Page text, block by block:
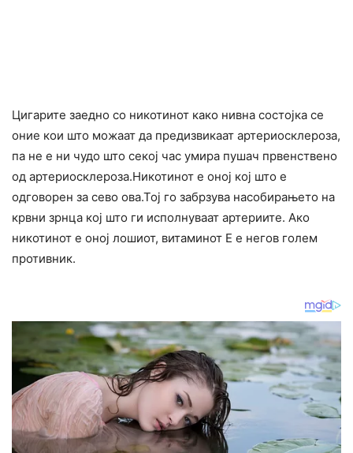
Цигарите заедно со никотинот како нивна состојка се
оние кои што можаат да предизвикаат артериосклероза,
па не е ни чудо што секој час умира пушач првенствено
од артериосклероза.Никотинот е оној кој што е
одговорен за сево ова.Тој го забрзува насобирањето на
крвни зрнца кој што ги исполнуваат артериите. Ако
никотинот е оној лошиот, витаминот Е е негов голем
противник.